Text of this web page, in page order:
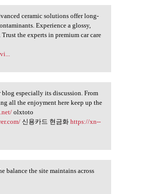
ceramic solutions offer long-
Experience a glossy,
the experts in premium car care
especially its discussion. From
all the enjoyment here keep up the
olxtoto
신용카드 현금화https://xn--
balance the site maintains across